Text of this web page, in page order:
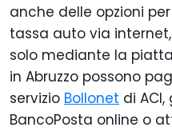
anche delle opzioni
tassa auto via
solo mediante la
in Abruzzo possono
servizio Bollonet di
BancoPosta online o